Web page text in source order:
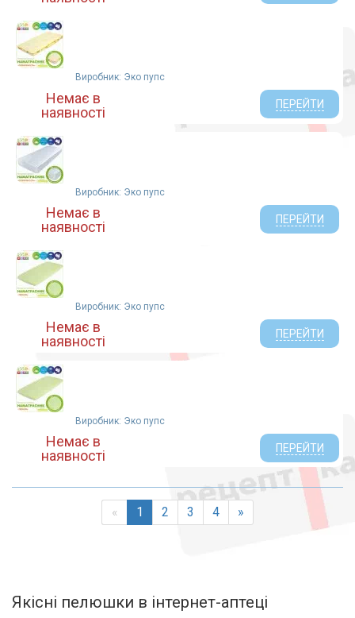
Виробник: Эко пупс
Немає в
наявності
ПЕРЕЙТИ
Виробник: Эко пупс
Немає в
наявності
ПЕРЕЙТИ
Виробник: Эко пупс
Немає в
наявності
ПЕРЕЙТИ
Виробник: Эко пупс
Немає в
наявності
ПЕРЕЙТИ
« 1 2 3 4 »
Якісні пелюшки в інтернет-аптеці